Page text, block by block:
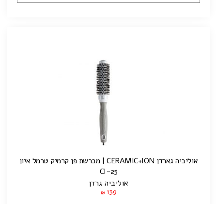
אוליביה גארדן CERAMIC+ION | מברשת פן קרמיק טרמל איון
CI-25
אוליביה גרדן
₪ 139